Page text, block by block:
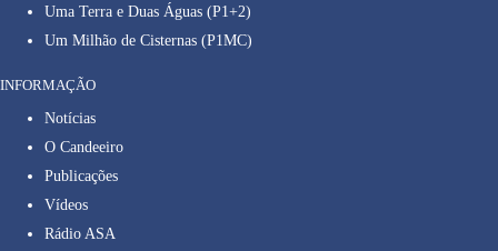
Uma Terra e Duas Águas (P1+2)
Um Milhão de Cisternas (P1MC)
INFORMAÇÃO
Notícias
O Candeeiro
Publicações
Vídeos
Rádio ASA